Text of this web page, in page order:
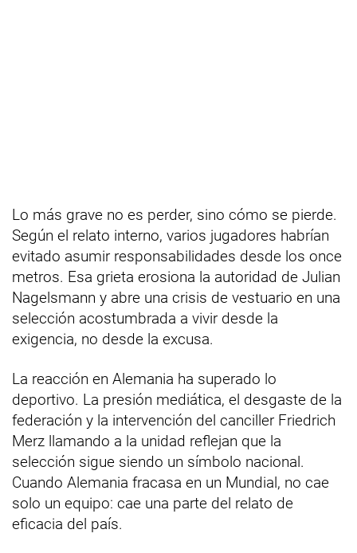
Lo más grave no es perder, sino cómo se pierde.
Según el relato interno, varios jugadores habrían
evitado asumir responsabilidades desde los once
metros. Esa grieta erosiona la autoridad de Julian
Nagelsmann y abre una crisis de vestuario en una
selección acostumbrada a vivir desde la
exigencia, no desde la excusa.
La reacción en Alemania ha superado lo
deportivo. La presión mediática, el desgaste de la
federación y la intervención del canciller Friedrich
Merz llamando a la unidad reflejan que la
selección sigue siendo un símbolo nacional.
Cuando Alemania fracasa en un Mundial, no cae
solo un equipo: cae una parte del relato de
eficacia del país.